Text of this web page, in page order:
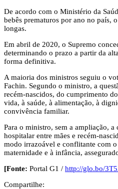
De acordo com o Ministério da
bebês prematuros por ano no país,
longas.
Em abril de 2020, o Supremo
determinando o prazo a partir da
forma definitiva.
A maioria dos ministros seguiu o
Fachin. Segundo o ministro, a
recém-nascidos, do cumprimento
vida, à saúde, à alimentação, à
convivência familiar.
Para o ministro, sem a ampliação,
hospitalar entre mães e recém-
modo irrazoável e conflitante com
maternidade e à infância,
[Fonte: Portal G1 / http://glo.bo/
Compartilhe: